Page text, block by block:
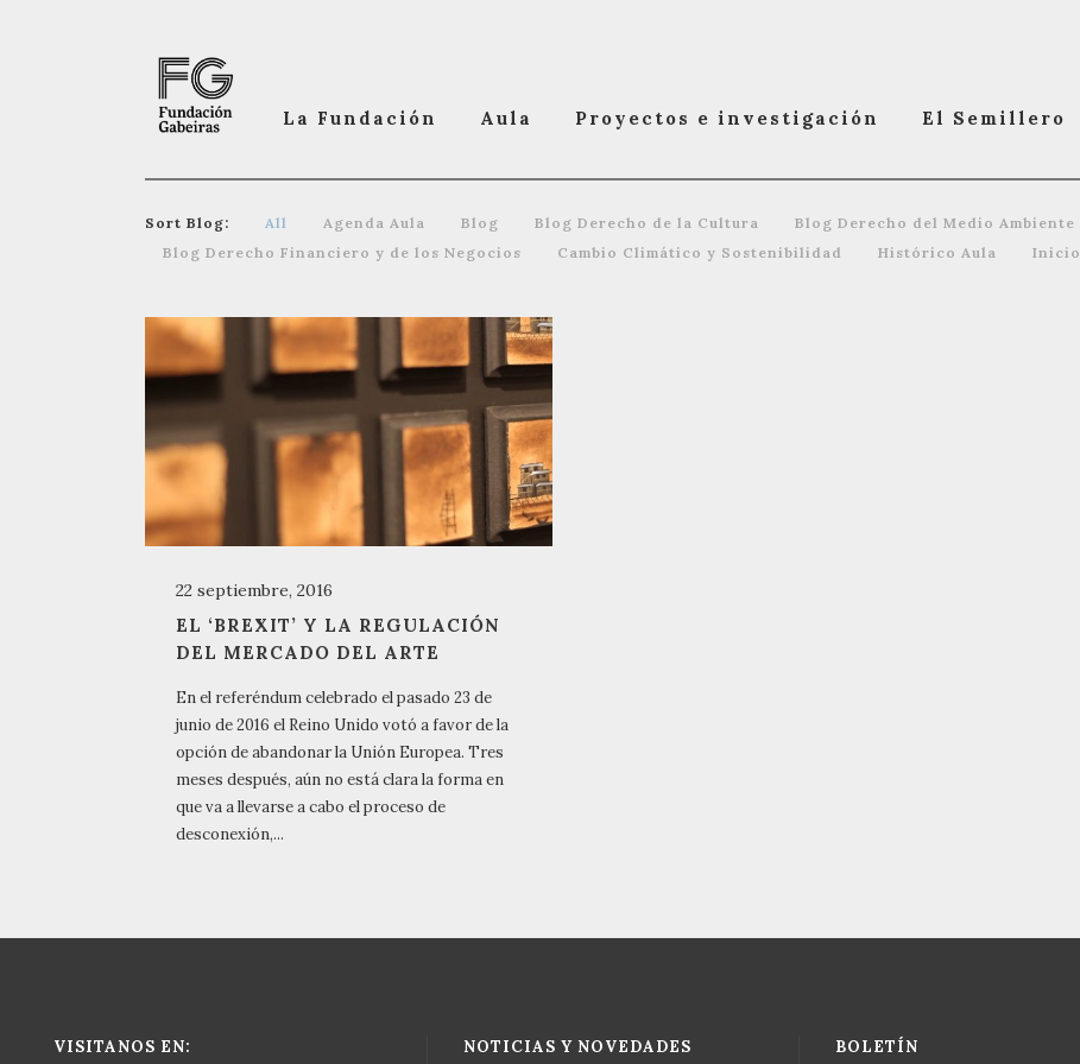
La Fundación Aula Proyectos e investigación El Semillero
Sort Blog: All Agenda Aula Blog Blog Derecho de la Cultura
Blog Derecho del Medio Ambiente
Blog Derecho Financiero y de los Negocios
Cambio Climático y Sostenibilidad Histórico Aula Inicio
22 septiembre, 2016
EL ‘BREXIT’ Y LA REGULACIÓN
DEL MERCADO DEL ARTE
En el referéndum celebrado el pasado 23 de
junio de 2016 el Reino Unido votó a favor de la
opción de abandonar la Unión Europea. Tres
meses después, aún no está clara la forma en
que va a llevarse a cabo el proceso de
desconexión,...
VISITANOS EN: NOTICIAS Y NOVEDADES BOLETÍN